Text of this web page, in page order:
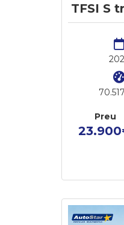
TFSI S
Preu